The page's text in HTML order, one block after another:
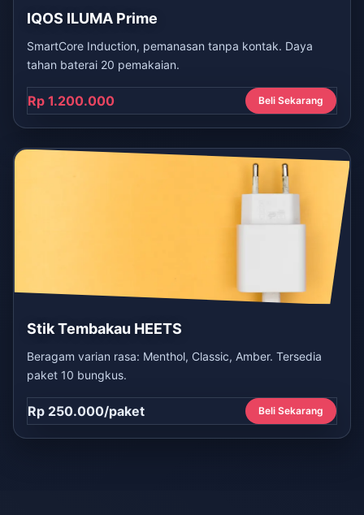
IQOS ILUMA Prime
SmartCore Induction, pemanasan tanpa kontak. Daya
tahan baterai 20 pemakaian.
Rp 1.200.000 Beli Sekarang
Stik Tembakau HEETS
Beragam varian rasa: Menthol, Classic, Amber. Tersedia
paket 10 bungkus.
Rp 250.000/paket Beli Sekarang